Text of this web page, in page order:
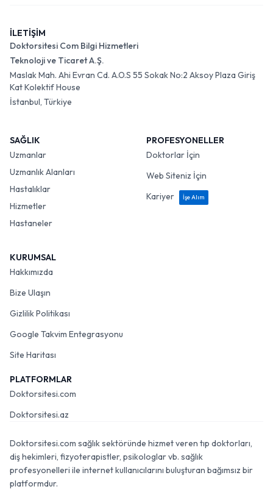
İLETİŞİM
Doktorsitesi Com Bilgi Hizmetleri
Teknoloji ve Ticaret A.Ş.
Maslak Mah. Ahi Evran Cd. A.O.S 55 Sokak No:2 Aksoy Plaza Giriş
Kat Kolektif House
İstanbul, Türkiye
SAĞLIK
Uzmanlar
Uzmanlık Alanları
Hastalıklar
Hizmetler
Hastaneler
PROFESYONELLER
Doktorlar İçin
Web Siteniz İçin
Kariyer
İşe Alım
KURUMSAL
Hakkımızda
Bize Ulaşın
Gizlilik Politikası
Google Takvim Entegrasyonu
Site Haritası
PLATFORMLAR
Doktorsitesi.com
Doktorsitesi.az
Doktorsitesi.com sağlık sektöründe hizmet veren tıp doktorları,
diş hekimleri, fizyoterapistler, psikologlar vb. sağlık
profesyonelleri ile internet kullanıcılarını buluşturan bağımsız bir
platformdur.